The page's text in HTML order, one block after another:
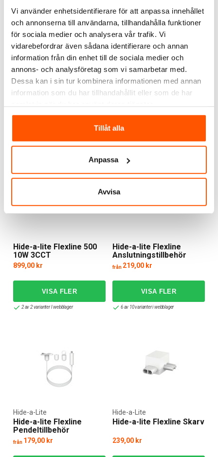
Vi använder enhetsidentifierare för att anpassa innehållet
och annonserna till användarna, tillhandahålla funktioner
för sociala medier och analysera vår trafik. Vi
vidarebefordrar även sådana identifierare och annan
information från din enhet till de sociala medier och
annons- och analysföretag som vi samarbetar med.
Dessa kan i sin tur kombinera informationen med annan
information som du har tillhandahållit eller som de har
Tillåt alla
Anpassa
Avvisa
Hide-a-lite Flexline 2000
38W 3CCT
2 819,00 kr
Hide-a-lite Flexline 300
6W 3CCT
Hide-a-Lite
699,00 kr
2 av 2 varianter I webblager
Hide-a-lite Flexline 500
10W 3CCT
899,00 kr
2 av 2 varianter I webblager
Hide-a-lite Flexline
Anslutningstillbehör
från 219,00 kr
6 av 10 varianter i webblager
Hide-a-lite Flexline
Pendeltillbehör
Hide-a-Lite
från 179,00 kr
Hide-a-lite Flexline Skarv
Hide-a-Lite
239,00 kr